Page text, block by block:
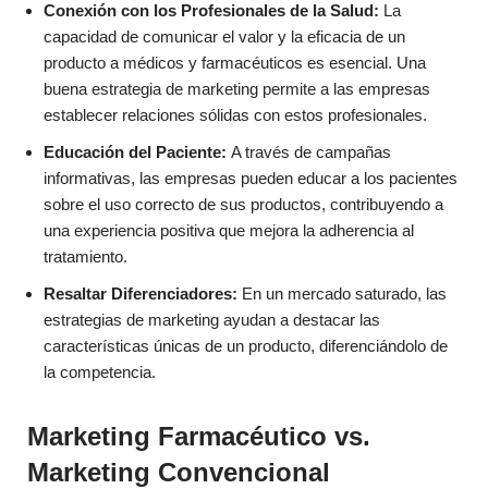
Conexión con los Profesionales de la Salud: La
capacidad de comunicar el valor y la eficacia de un
producto a médicos y farmacéuticos es esencial. Una
buena estrategia de marketing permite a las empresas
establecer relaciones sólidas con estos profesionales.
Educación del Paciente: A través de campañas
informativas, las empresas pueden educar a los pacientes
sobre el uso correcto de sus productos, contribuyendo a
una experiencia positiva que mejora la adherencia al
tratamiento.
Resaltar Diferenciadores: En un mercado saturado, las
estrategias de marketing ayudan a destacar las
características únicas de un producto, diferenciándolo de
la competencia.
Marketing Farmacéutico vs.
Marketing Convencional